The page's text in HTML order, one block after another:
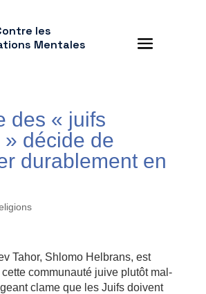
les
Mentales
des « juifs
décide de
durablement en
Tahor, Shlomo Helbrans, est
communauté juive plutôt mal-
clame que les Juifs doivent